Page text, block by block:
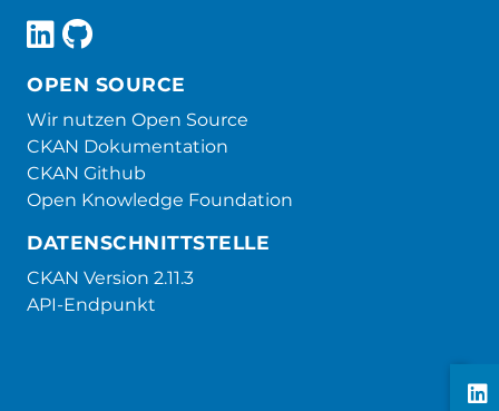
OPEN SOURCE
Wir nutzen Open Source
CKAN Dokumentation
CKAN Github
Open Knowledge Foundation
DATENSCHNITTSTELLE
CKAN Version 2.11.3
API-Endpunkt